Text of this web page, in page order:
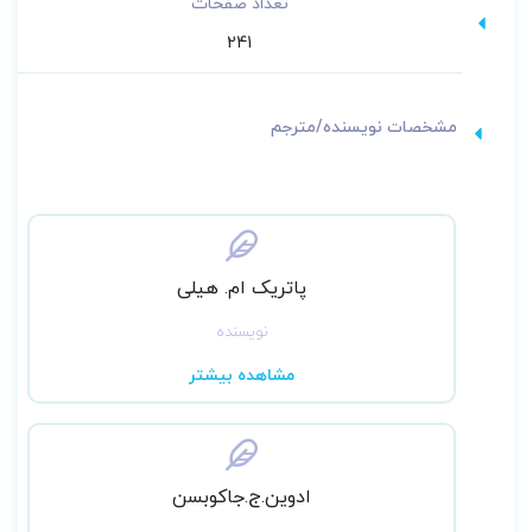
241
مشخصات نویسنده/مترجم
پاتریک ام. هیلی
نویسنده
مشاهده بیشتر
ادوین.ج.جاکوبسن